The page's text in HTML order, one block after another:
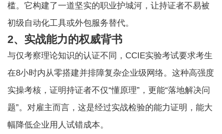
槛。它构建了一道坚实的职业护城河，让持证者不易被
初级自动化工具或外包服务替代。
2、实战能力的权威背书
与仅考察理论知识的认证不同，CCIE实验考试要求考生
在8小时内从零搭建并排障复杂企业级网络。这种高强度
实操考核，证明持证者不仅“懂原理”，更能“落地解决问
题”。对雇主而言，这是经过实战检验的能力证明，能大
幅降低企业用人试错成本。